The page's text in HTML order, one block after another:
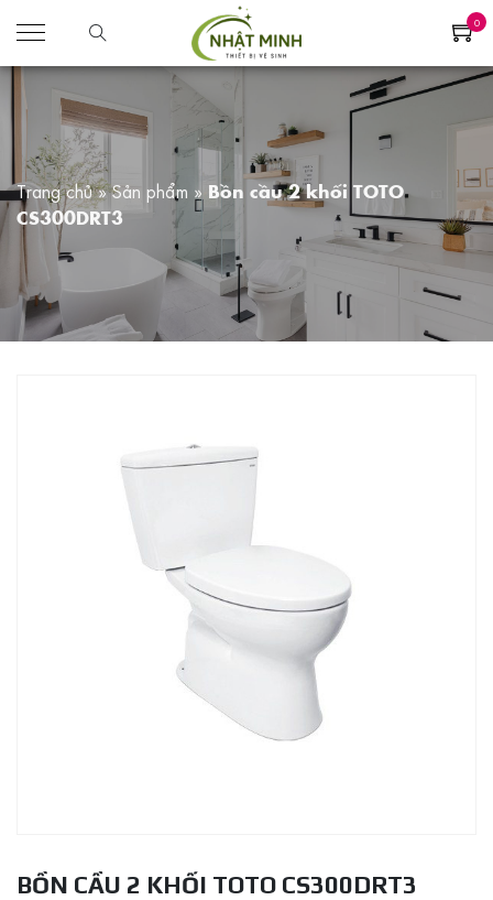
0
Trang chủ»Sản phẩm » Bồn cầu 2 khối TOTO
CS300DRT3
BỒN CẦU 2 KHỐI TOTO CS300DRT3